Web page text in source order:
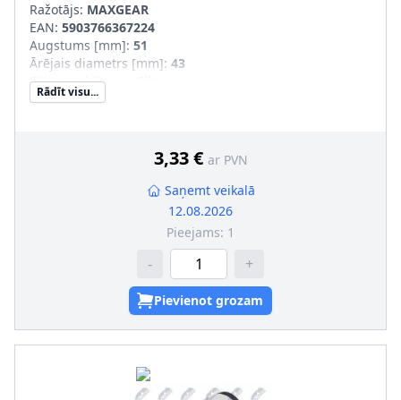
Ražotājs: MAXGEAR
EAN: 5903766367224
Augstums [mm]: 51
Ārējais diametrs [mm]: 43
Filtra izpildījums
Rādīt visu...
3,33 € ar PVN
Saņemt veikalā
12.08.2026
Pieejams: 1
- +
Pievienot grozam